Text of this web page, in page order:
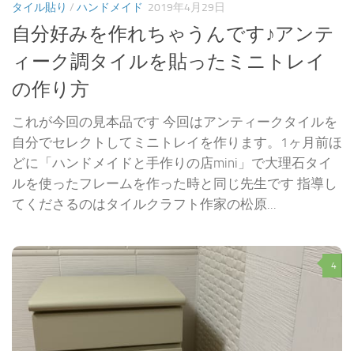
タイル貼り / ハンドメイド 2019年4月29日
自分好みを作れちゃうんです♪アンテ
ィーク調タイルを貼ったミニトレイ
の作り方
これが今回の見本品です 今回はアンティークタイルを
自分でセレクトしてミニトレイを作ります。1ヶ月前ほ
どに「ハンドメイドと手作りの店mini」で大理石タイ
ルを使ったフレームを作った時と同じ先生です 指導し
てくださるのはタイルクラフト作家の松原...
4